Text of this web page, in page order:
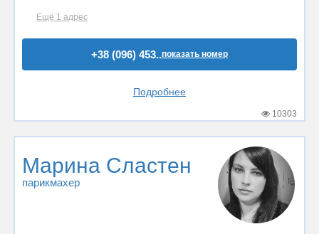
Ещё 1 адрес
+38 (096) 453..показать номер
Подробнее
10303
Марина Сластен
парикмахер